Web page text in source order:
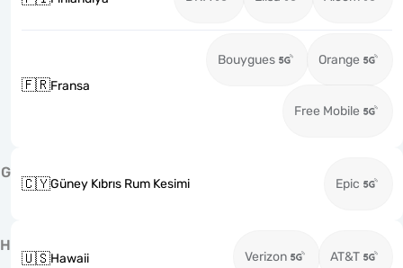
🇫🇷Fransa
Bouygues Orange
Free Mobile
G
🇨🇾Güney Kıbrıs Rum Kesimi Epic
H
🇺🇸Hawaii Verizon AT&T